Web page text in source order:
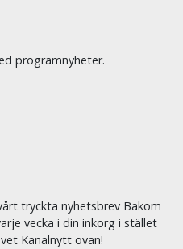
programnyheter.
tryckta nyhetsbrev Bakom
vecka i din inkorg i stället
Kanalnytt ovan!